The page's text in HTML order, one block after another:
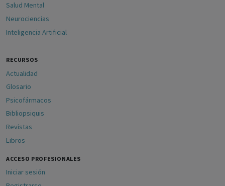
Salud Mental
Neurociencias
Inteligencia Artificial
RECURSOS
Actualidad
Glosario
Psicofármacos
Bibliopsiquis
Revistas
Libros
ACCESO PROFESIONALES
Iniciar sesión